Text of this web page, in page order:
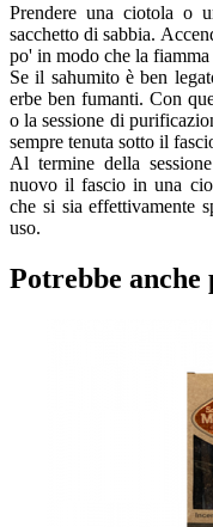
Prendere una ciotola o
sacchetto di sabbia.
po' in modo che la
Se il sahumito è ben
erbe ben fumanti. Con
o la sessione di
sempre tenuta sotto il
Al termine della
nuovo il fascio in una
che si sia effettivamente
uso.
Potrebbe